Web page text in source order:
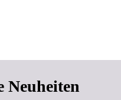
Neuheiten